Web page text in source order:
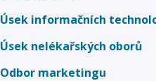
Úsek informačních
Úsek nelékařských oborů
Odbor marketingu